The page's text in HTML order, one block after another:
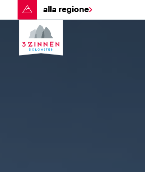
alla regione